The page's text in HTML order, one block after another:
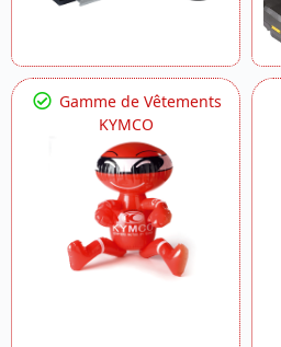
Gamme de Vêtements
KYMCO